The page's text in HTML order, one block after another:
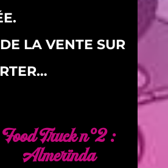
LA VENTE SUR
Food Truck n°2 :
Almerïnda